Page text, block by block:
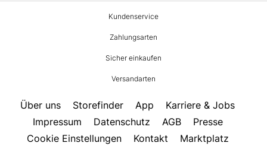
Kundenservice
Zahlungsarten
Sicher einkaufen
Versandarten
Über uns Storefinder App
Karriere & Jobs
Impressum
Datenschutz AGB
Presse
Cookie Einstellungen
Kontakt Marktplatz